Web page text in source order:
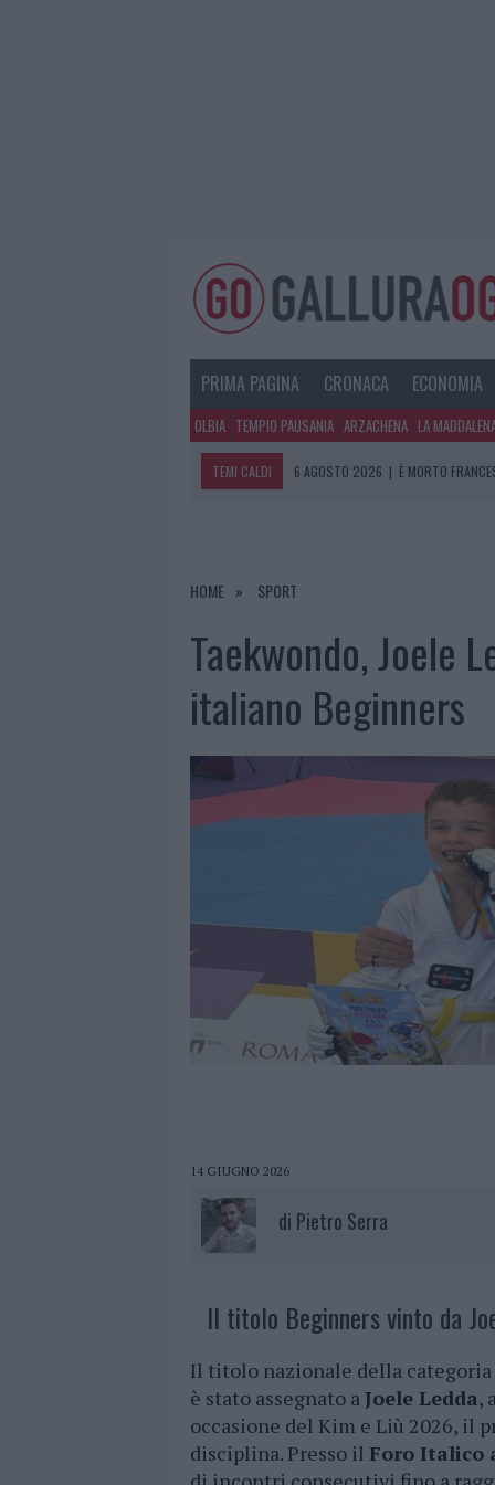
PRIMA PAGINA CRONACA ECONOMIA
OLBIA TEMPIO PAUSANIA ARZACHENA LA
TEMI CALDI 6 AGOSTO 2026 | NUOVO
6 AGOSTO 2026
HOME SPORT
Taekwondo, Joele
italiano Beginners
14 GIUGNO 2026
di Pietro Serra
Il titolo Beginners vinto da
Il titolo nazionale della
è stato assegnato aJoele Ledda,
occasione del Kim e Liù 2026, il
disciplina. Presso il Foro Italico